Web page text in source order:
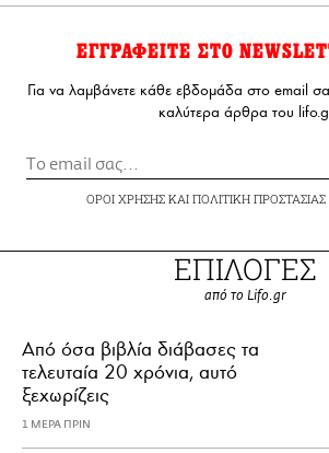
ΕΓΓΡΑΦΕΙΤΕ ΣΤΟ
Για να λαμβάνετε κάθε εβδομάδα στο email
καλύτερα άρθρα του
ΟΡΟΙ ΧΡΗΣΗΣΚΑΙ ΠΟΛΙΤΙΚΗ
ΕΠΙΛΟΓΕΣ
από το Lifo.gr
Από όσα βιβλία διάβασες τα
τελευταία 20 χρόνια, αυτό
ξεχωρίζεις
1 ΜΕΡΑ ΠΡΙΝ